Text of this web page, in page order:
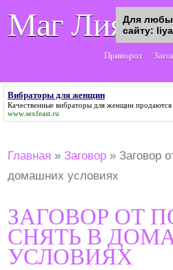
Маг Лия
Приворот
Вибраторы для женщин
Качественные вибраторы для женщин продаются
www.sexfeast.ru
Главная »Заговор » Заговор
домашних условиях
ЗАГОВОР ОТ
СНЯТЬ В
УСЛОВИЯХ
Для
сайту: